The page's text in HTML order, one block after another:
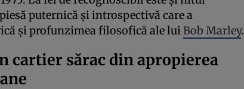
puternică și introspectivă care a
și profunzimea filosofică ale luiBob Marley.
cartier sărac din apropierea